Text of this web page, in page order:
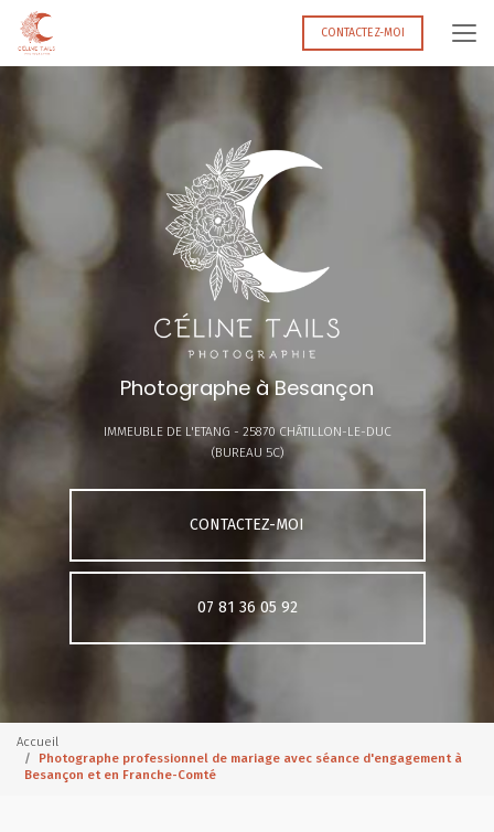
Aller
contenu
CONTACTEZ-MOI
Photographe à Besançon
IMMEUBLE DE L'ETANG - 25870 CHÂTILLON-LE-DUC
(BUREAU 5C)
CONTACTEZ-MOI
07 81 36 05 92
Accueil
Photographe professionnel de mariage avec séance d'engagement à
Besançon et en Franche-Comté